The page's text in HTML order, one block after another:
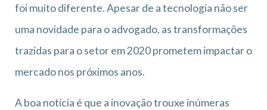
foi muito diferente. Apesar de a tecnologia não ser
uma novidade para o advogado, as transformações
trazidas para o setor em 2020 prometem impactar o
mercado nos próximos anos.
A boa notícia é que a inovação trouxe inúmeras